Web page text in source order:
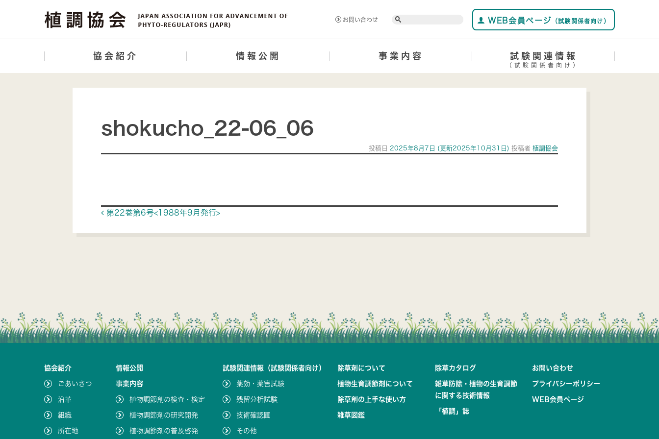
お問い合わせ Search WEB会員ページ （試験関係者向け）
協会紹介 情報公開 事業内容 試験関連情報
（試験関係者向け）
shokucho_22-06_06
投稿日 2025年8月7日 (更新2025年10月31日) 投稿者 植調協会
Post navigation
第22巻第6号<1988年9月発行>
協会紹介
ごあいさつ
沿革
組織
所在地
情報公開
事業内容
植物調節剤の検査・検定
植物調節剤の研究開発
植物調節剤の普及啓発
試験関連情報（試験関係者向け）
薬効・薬害試験
残留分析試験
技術確認圃
その他
除草剤について
植物生育調節剤について
除草剤の上手な使い方
雑草図鑑
除草カタログ
雑草防除・植物の生育調節
に関する技術情報
「植調」誌
お問い合わせ
プライバシーポリシー
WEB会員ページ